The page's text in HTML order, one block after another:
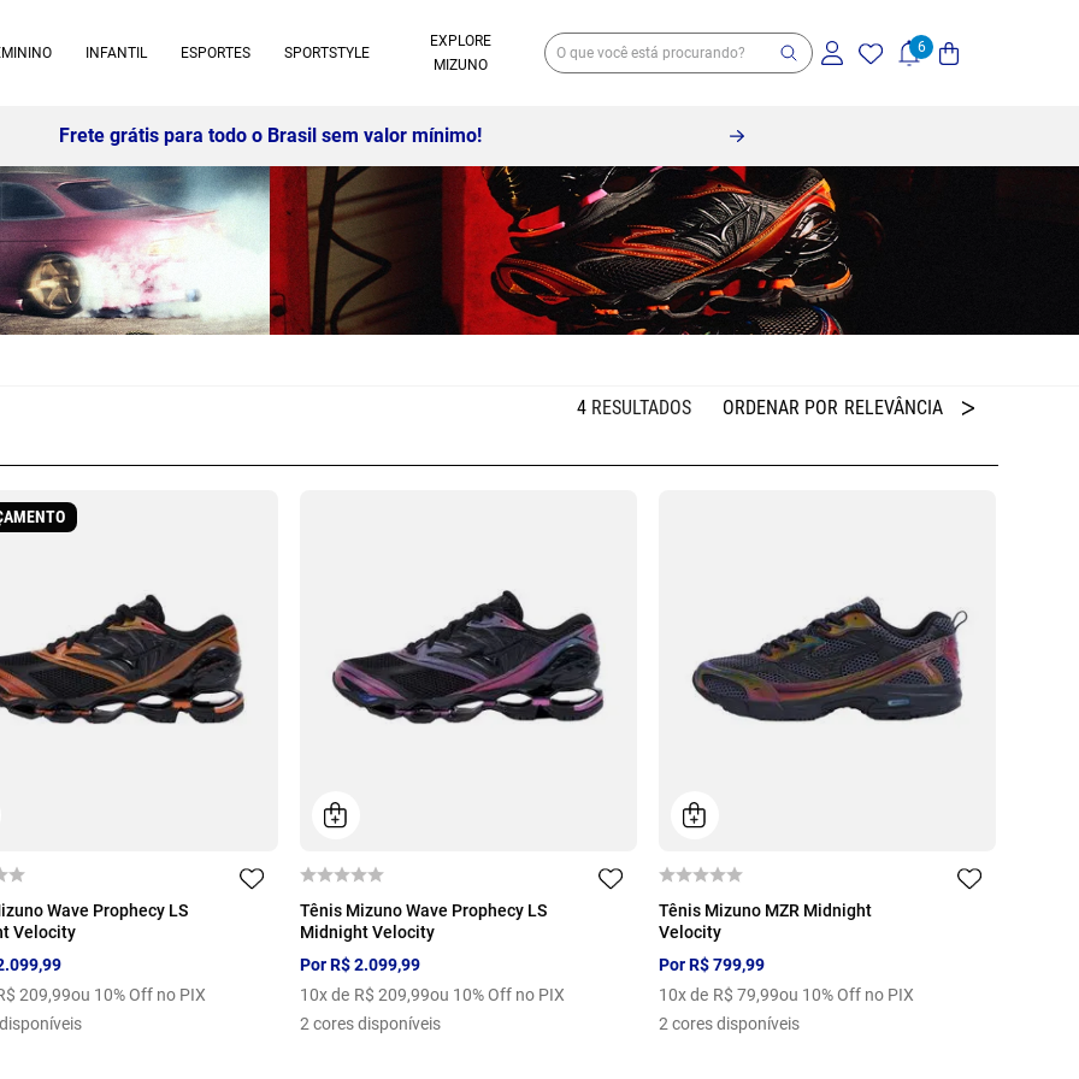
INFANTIL ESPORTES SPORTSTYLE
EXPLORE
MIZUNO
10% off no pix à vista -Saiba mais
4 RELEVÂNCIA
36 37 38
42
Wave Prophecy LS
Velocity
.099,99
209,99ou 10% Off no PIX
35 36 37 38
41
42
Tênis Mizuno Wave Prophecy LS
Midnight Velocity
Por R$2.099,99
10x de R$ 209,99ou 10% Off no PIX
2cores disponíveis
35 36 38 39
42
Tênis Mizuno MZR Midnight
Velocity
Por R$ 799,99
10x de R$ 79,99ou 10% Off no PIX
2 cores disponíveis